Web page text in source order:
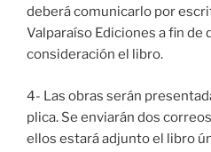
deberá comunicarlo por
Valparaíso Ediciones a fin de
consideración el libro.
4- Las obras serán
plica. Se enviarán dos
ellos estará adjunto el libro